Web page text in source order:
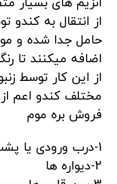
از انتقال به کندو
حامل جدا شده و
اضافه میکنند تا
از این کار توسط
مختلف کندو اعم از
فروش بره موم
1-درب ورودی یا پشت دریچه ی پرواز
2-دیواره ها